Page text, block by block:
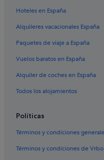
Hoteles en España
Alquileres vacacionales España
Paquetes de viaje a España
Vuelos baratos en España
Alquiler de coches en España
Todos los alojamientos
Políticas
Términos y condiciones
Términos y condiciones de Vrbo